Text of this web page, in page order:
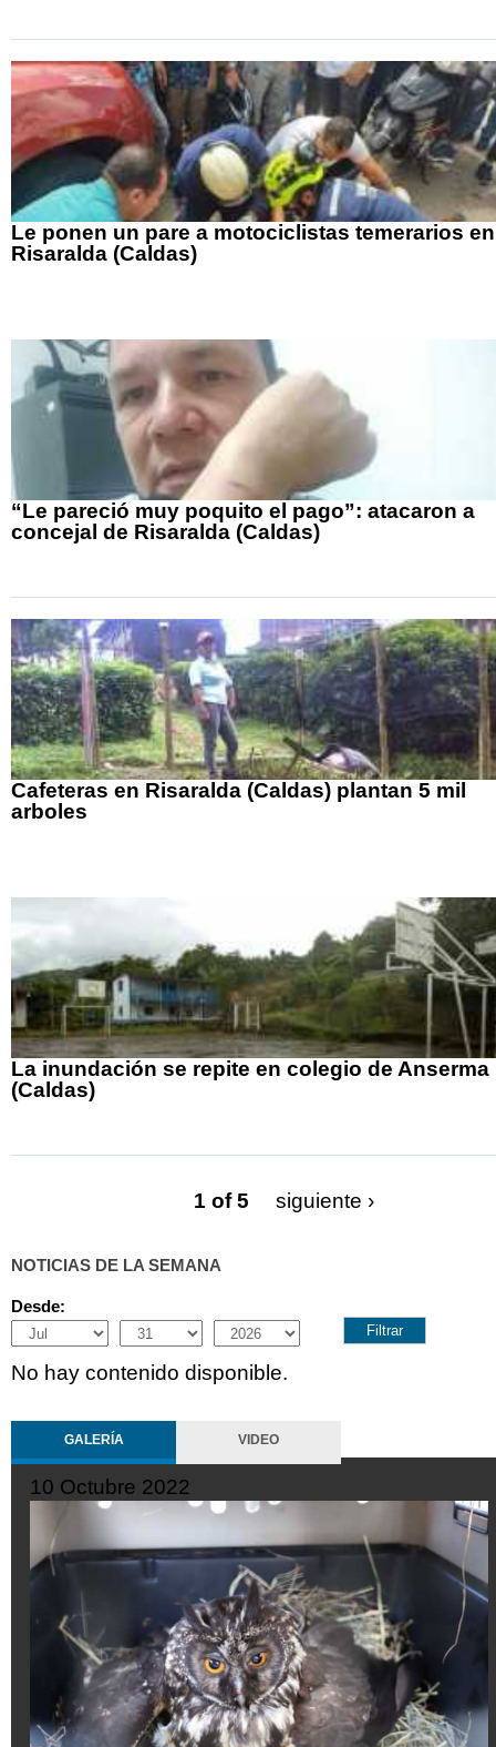
Le ponen un pare a motociclistas temerarios en
Risaralda (Caldas)
“Le pareció muy poquito el pago”: atacaron a
concejal de Risaralda (Caldas)
Cafeteras en Risaralda (Caldas) plantan 5 mil
arboles
La inundación se repite en colegio de Anserma
(Caldas)
1 of 5 siguiente ›
NOTICIAS DE LA SEMANA
Desde:
Month
Day Year
No hay contenido disponible.
GALERÍA VIDEO
10 Octubre 2022